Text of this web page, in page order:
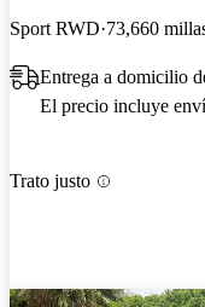
Sport RWD 73,660
Entrega a domicilio
El precio incluye
Trato justo